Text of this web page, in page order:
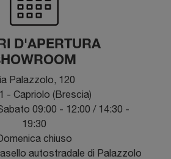
D'APERTURA
Palazzolo, 120
- Capriolo (Brescia)
09:00 - 12:00 / 14:30 -
19:30
chiuso
autostradale di Palazzolo